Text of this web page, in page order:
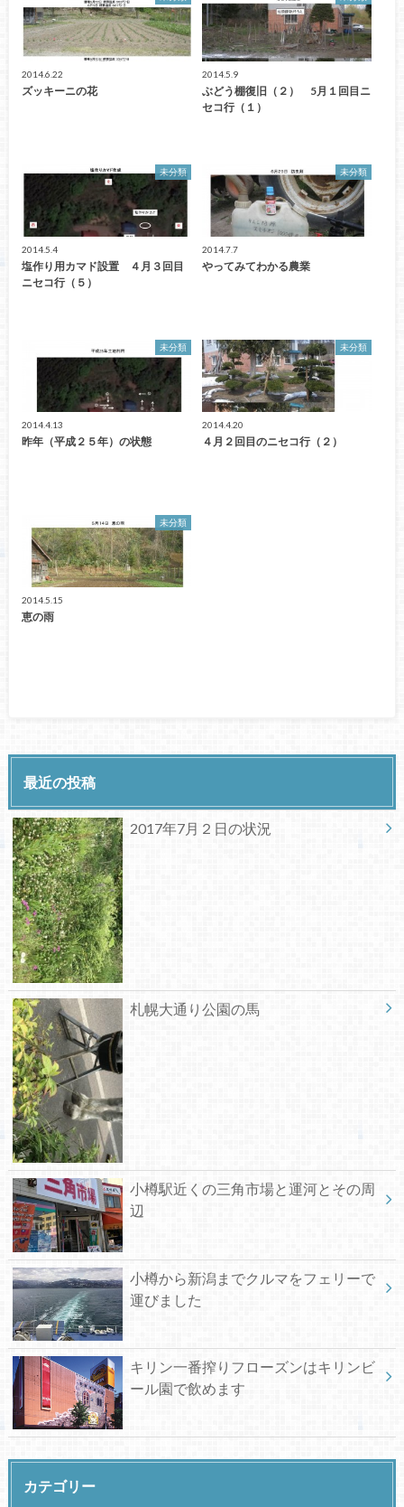
2014.6.22
ズッキーニの花
2014.5.9
ぶどう棚復旧（２） 5月１回目ニ
セコ行（１）
未分類
2014.5.4
塩作り用カマド設置 ４月３回目
ニセコ行（５）
未分類
2014.7.7
やってみてわかる農業
未分類
2014.4.13
昨年（平成２５年）の状態
未分類
2014.4.20
４月２回目のニセコ行（２）
未分類
2014.5.15
恵の雨
最近の投稿
2017年7月２日の状況
札幌大通り公園の馬
小樽駅近くの三角市場と運河とその周
辺
小樽から新潟までクルマをフェリーで
運びました
キリン一番搾りフローズンはキリンビ
ール園で飲めます
カテゴリー